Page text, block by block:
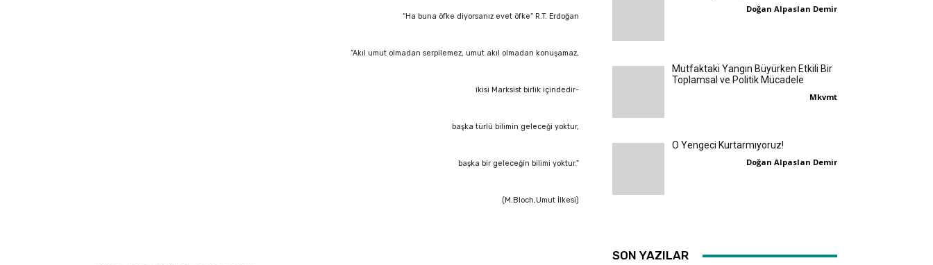
“Ha buna öfke diyorsanız evet öfke” R.T. Erdoğan
“Akıl umut olmadan serpilemez, umut akıl olmadan konuşamaz,
ikisi Marksist birlik içindedir-
başka türlü bilimin geleceği yoktur,
başka bir geleceğin bilimi yoktur.”
(M.Bloch,Umut İlkesi)
Doğan Alpaslan Demir
Mutfaktaki Yangın Büyürken Etkili Bir
Toplamsal ve Politik Mücadele
Mkvmt
O Yengeci Kurtarmıyoruz!
Doğan Alpaslan Demir
SON YAZILAR